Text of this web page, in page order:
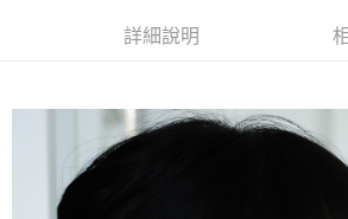
台灣樂天信用卡公司
１．簡單：不需註冊會員、不需綁卡、不需儲值。
２．便利：只要手機號碼，簡訊認證，即可結帳。
３．安心：先確認商品／服務後，再付款。
【「AFTEE先享後付」結帳流程】
全家付款取貨
每筆NT$80，滿NT$2,000(含以上)免運費
詳細說明